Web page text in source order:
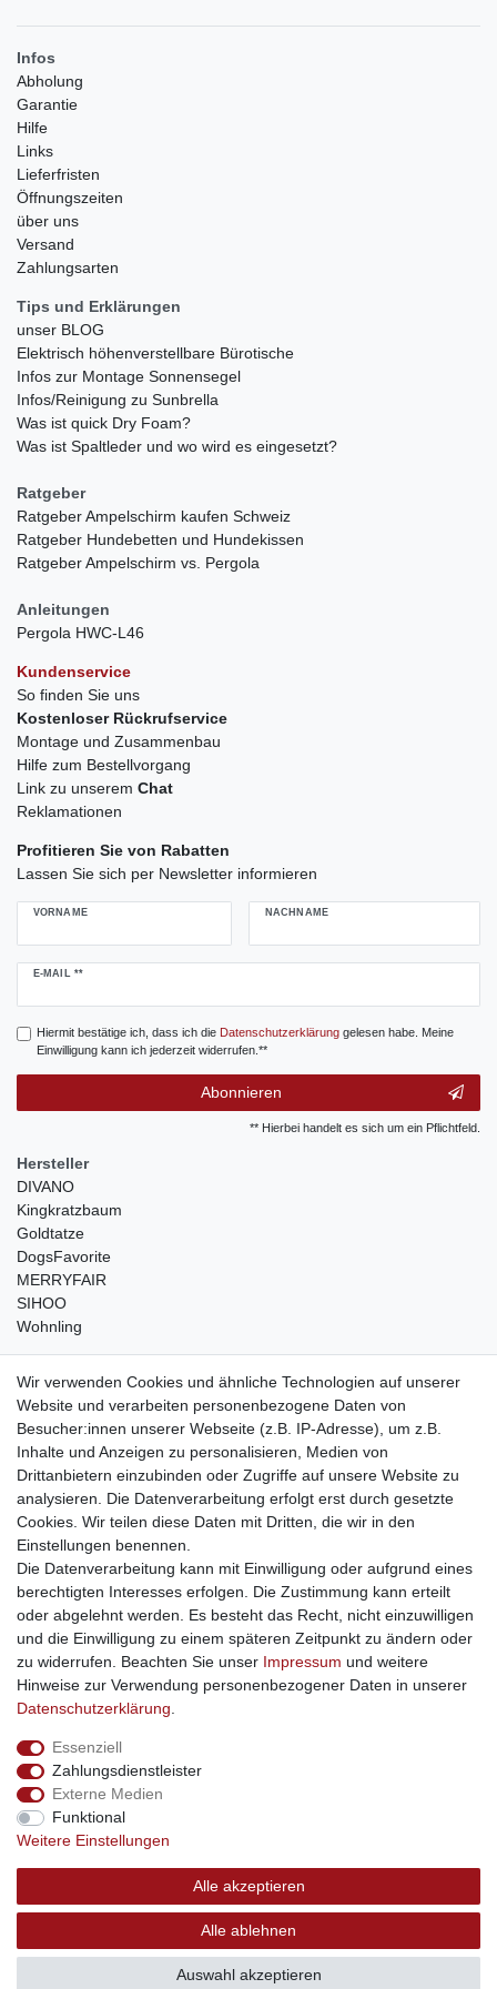
Infos
Abholung
Garantie
Hilfe
Links
Lieferfristen
Öffnungszeiten
über uns
Versand
Zahlungsarten
Tips und Erklärungen
unser BLOG
Elektrisch höhenverstellbare Bürotische
Infos zur Montage Sonnensegel
Infos/Reinigung zu Sunbrella
Was ist quick Dry Foam?
Was ist Spaltleder und wo wird es eingesetzt?
Ratgeber
Ratgeber Ampelschirm kaufen Schweiz
Ratgeber Hundebetten und Hundekissen
Ratgeber Ampelschirm vs. Pergola
Anleitungen
Pergola HWC-L46
Kundenservice
So finden Sie uns
Kostenloser Rückrufservice
Montage und Zusammenbau
Hilfe zum Bestellvorgang
Link zu unserem Chat
Reklamationen
Profitieren Sie von Rabatten
Lassen Sie sich per Newsletter informieren
VORNAME NACHNAME
E-MAIL **
Newsletter
Hiermit bestätige ich, dass ich die Daten­schutz­erklärunggelesen habe. Meine
Einwilligung kann ich jederzeit widerrufen.**
Abonnieren
** Hierbei handelt es sich um ein Pflichtfeld.
Hersteller
DIVANO
Kingkratzbaum
Goldtatze
DogsFavorite
MERRYFAIR
SIHOO
Wohnling
weitere Shops
traumlampen- Lampen und Kronleuchter
kinderwagencenter- Exklusive und günstige Kinderwagen
gastrogeraete24- alles für Gastronomie und Imbiss
soziale Medien
Facebook
sicher einkaufen
Sichere Bestellung und Zahlung via SSL Verschlüsselung
Wir verwenden Cookies und ähnliche Technologien auf unserer
Website und verarbeiten personenbezogene Daten von
Besucher:innen unserer Webseite (z.B. IP-Adresse), um z.B.
Inhalte und Anzeigen zu personalisieren, Medien von
Drittanbietern einzubinden oder Zugriffe auf unsere Website zu
analysieren. Die Datenverarbeitung erfolgt erst durch gesetzte
Cookies. Wir teilen diese Daten mit Dritten, die wir in den
Einstellungen benennen.
Die Datenverarbeitung kann mit Einwilligung oder aufgrund eines
berechtigten Interesses erfolgen. Die Zustimmung kann erteilt
oder abgelehnt werden. Es besteht das Recht, nicht einzuwilligen
und die Einwilligung zu einem späteren Zeitpunkt zu ändern oder
zu widerrufen. Beachten Sie unser Impressum und weitere
Hinweise zur Verwendung personenbezogener Daten in unserer
Daten­schutz­erklärung
Essenziell
Zahlungsdienstleister
Externe Medien
Funktional
Weitere Einstellungen
Alle akzeptieren
Alle ablehnen
Auswahl akzeptieren
Widerrufs­recht Widerrufs­formular
Daten­schutz­erklärung
© Copyright 2026 | swisshandel24.ch | Firmensitz: 8598
Bottighofen, Schweiz | Hotline +41 56 534 72 67